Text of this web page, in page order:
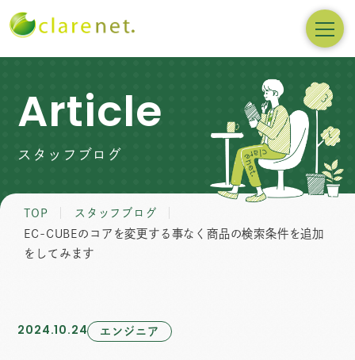
Article
スタッフブログ
TOP
スタッフブログ
EC-CUBEのコアを変更する事なく商品の検索条件を追加
をしてみます
2024.10.24 エンジニア